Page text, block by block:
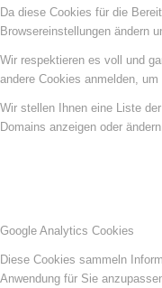
Da diese Cookies für die
Browsereinstellungen ändern
Wir respektieren es voll und
andere Cookies anmelden,
Wir stellen Ihnen eine Liste
Domains anzeigen oder
Google Analytics Cookies
Diese Cookies sammeln
Anwendung für Sie